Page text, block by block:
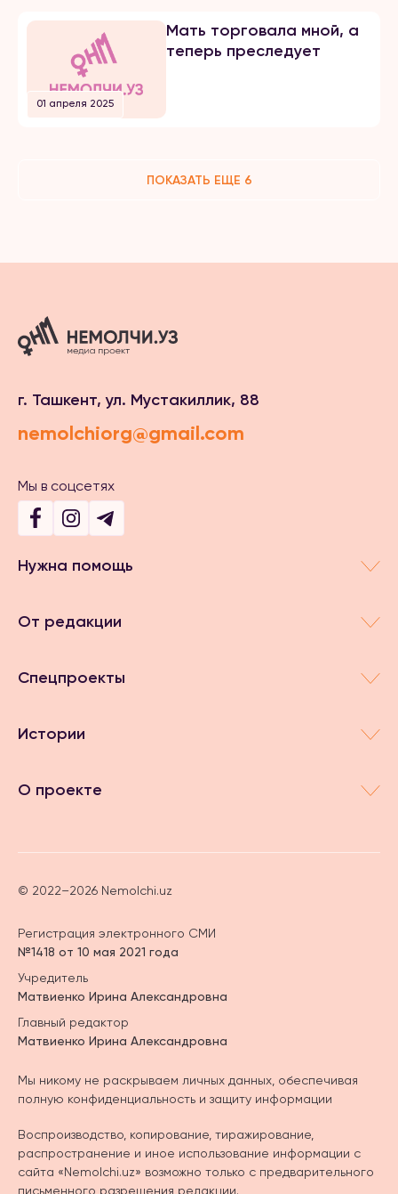
01 апреля 2025
Мать торговала мной, а
теперь преследует
ПОКАЗАТЬ ЕЩЕ 6
г. Ташкент, ул. Мустакиллик, 88
nemolchiorg@gmail.com
Мы в соцсетях
Нужна помощь
От редакции
Спецпроекты
Истории
О проекте
© 2022–2026 Nemolchi.uz
Регистрация электронного СМИ
№1418 от 10 мая 2021 года
Учредитель
Матвиенко Ирина Александровна
Главный редактор
Матвиенко Ирина Александровна
Мы никому не раскрываем личных данных, обеспечивая
полную конфиденциальность и защиту информации
Воспроизводство, копирование, тиражирование,
распространение и иное использование информации с
сайта «Nemolchi.uz» возможно только с предварительного
письменного разрешения редакции.